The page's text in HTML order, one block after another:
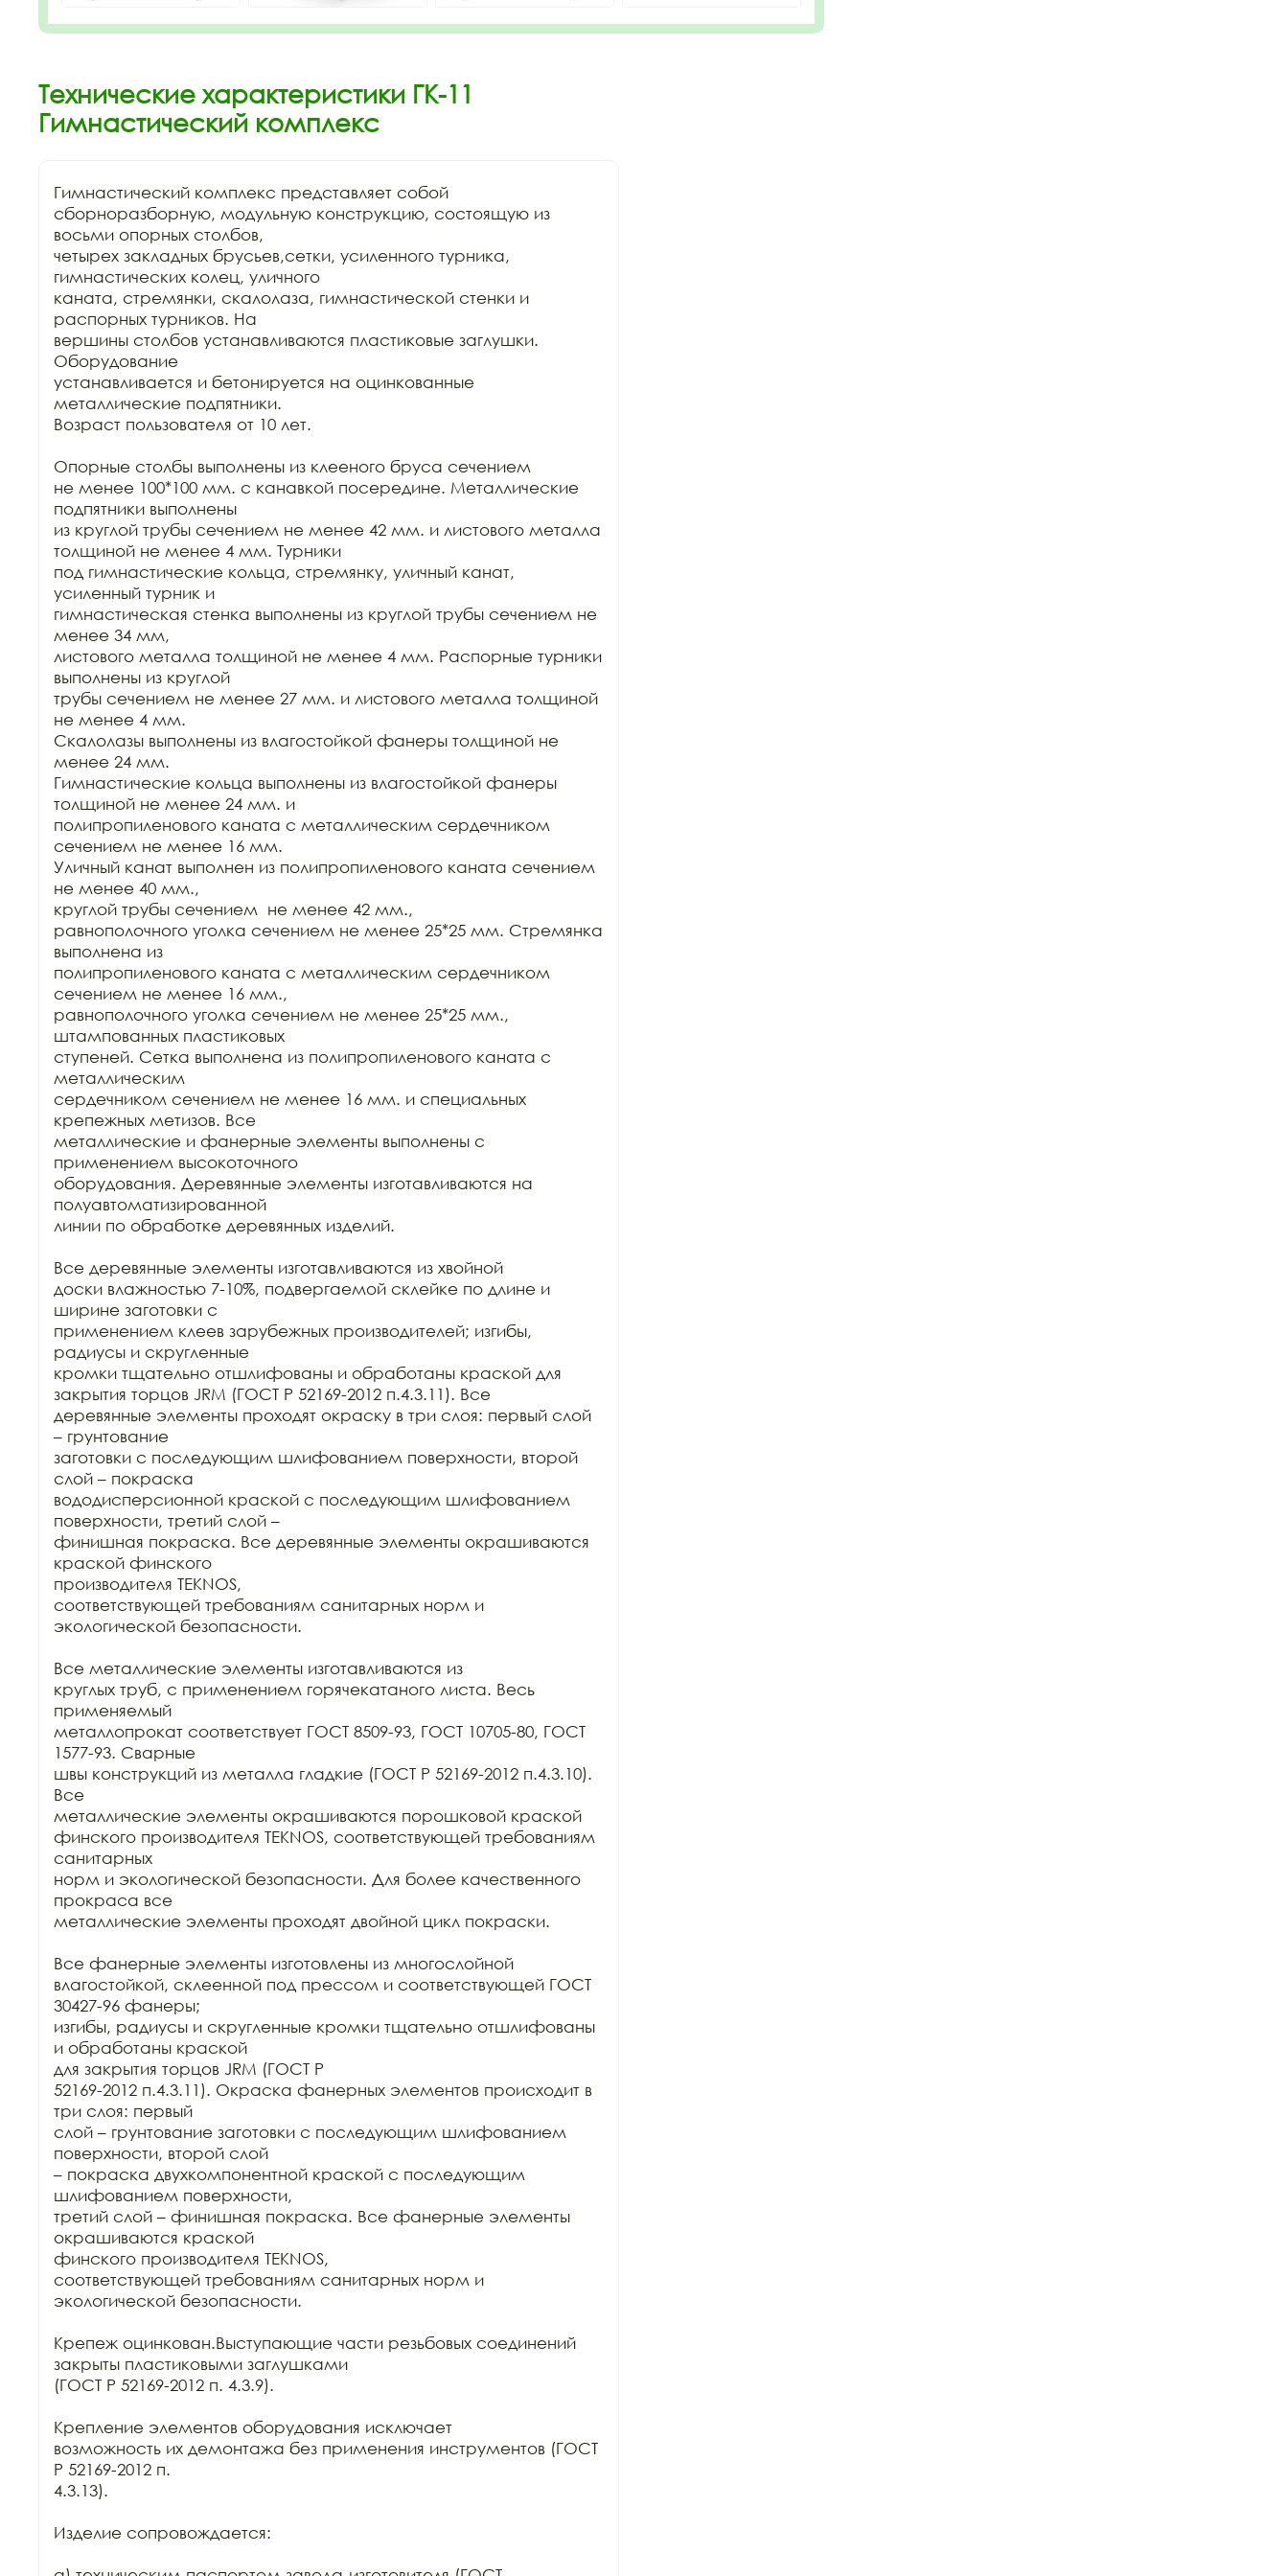
Технические характеристики ГК-11
Гимнастический комплекс
Гимнастический комплекс представляет собой
сборноразборную, модульную конструкцию, состоящую из
восьми опорных столбов,
четырех закладных брусьев,сетки, усиленного турника,
гимнастических колец, уличного
каната, стремянки, скалолаза, гимнастической стенки и
распорных турников. На
вершины столбов устанавливаются пластиковые заглушки.
Оборудование
устанавливается и бетонируется на оцинкованные
металлические подпятники.
Возраст пользователя от 10 лет.
Опорные столбы выполнены из клееного бруса сечением
не менее 100*100 мм. с канавкой посередине. Металлические
подпятники выполнены
из круглой трубы сечением не менее 42 мм. и листового металла
толщиной не менее 4 мм. Турники
под гимнастические кольца, стремянку, уличный канат,
усиленный турник и
гимнастическая стенка выполнены из круглой трубы сечением не
менее 34 мм,
листового металла толщиной не менее 4 мм. Распорные турники
выполнены из круглой
трубы сечением не менее 27 мм. и листового металла толщиной
не менее 4 мм.
Скалолазы выполнены из влагостойкой фанеры толщиной не
менее 24 мм.
Гимнастические кольца выполнены из влагостойкой фанеры
толщиной не менее 24 мм. и
полипропиленового каната с металлическим сердечником
сечением не менее 16 мм.
Уличный канат выполнен из полипропиленового каната сечением
не менее 40 мм.,
круглой трубы сечением  не менее 42 мм.,
равнополочного уголка сечением не менее 25*25 мм. Стремянка
выполнена из
полипропиленового каната с металлическим сердечником
сечением не менее 16 мм.,
равнополочного уголка сечением не менее 25*25 мм.,
штампованных пластиковых
ступеней. Сетка выполнена из полипропиленового каната с
металлическим
сердечником сечением не менее 16 мм. и специальных
крепежных метизов. Все
металлические и фанерные элементы выполнены с
применением высокоточного
оборудования. Деревянные элементы изготавливаются на
полуавтоматизированной
линии по обработке деревянных изделий.
Все деревянные элементы изготавливаются из хвойной
доски влажностью 7-10%, подвергаемой склейке по длине и
ширине заготовки с
применением клеев зарубежных производителей; изгибы,
радиусы и скругленные
кромки тщательно отшлифованы и обработаны краской для
закрытия торцов JRM (ГОСТ Р 52169-2012 п.4.3.11). Все
деревянные элементы проходят окраску в три слоя: первый слой
– грунтование
заготовки с последующим шлифованием поверхности, второй
слой – покраска
вододисперсионной краской с последующим шлифованием
поверхности, третий слой –
финишная покраска. Все деревянные элементы окрашиваются
краской финского
производителя TEKNOS,
соответствующей требованиям санитарных норм и
экологической безопасности.
Все металлические элементы изготавливаются из
круглых труб, с применением горячекатаного листа. Весь
применяемый
металлопрокат соответствует ГОСТ 8509-93, ГОСТ 10705-80, ГОСТ
1577-93. Сварные
швы конструкций из металла гладкие (ГОСТ Р 52169-2012 п.4.3.10).
Все
металлические элементы окрашиваются порошковой краской
финского производителя TEKNOS, соответствующей требованиям
санитарных
норм и экологической безопасности. Для более качественного
прокраса все
металлические элементы проходят двойной цикл покраски.
Все фанерные элементы изготовлены из многослойной
влагостойкой, склеенной под прессом и соответствующей ГОСТ
30427-96 фанеры;
изгибы, радиусы и скругленные кромки тщательно отшлифованы
и обработаны краской
для закрытия торцов JRM (ГОСТ Р
52169-2012 п.4.3.11). Окраска фанерных элементов происходит в
три слоя: первый
слой – грунтование заготовки с последующим шлифованием
поверхности, второй слой
– покраска двухкомпонентной краской с последующим
шлифованием поверхности,
третий слой – финишная покраска. Все фанерные элементы
окрашиваются краской
финского производителя TEKNOS,
соответствующей требованиям санитарных норм и
экологической безопасности.
Крепеж оцинкован.Выступающие части резьбовых соединений
закрыты пластиковыми заглушками
(ГОСТ Р 52169-2012 п. 4.3.9).
Крепление элементов оборудования исключает
возможность их демонтажа без применения инструментов (ГОСТ
Р 52169-2012 п.
4.3.13).
Изделие сопровождается: